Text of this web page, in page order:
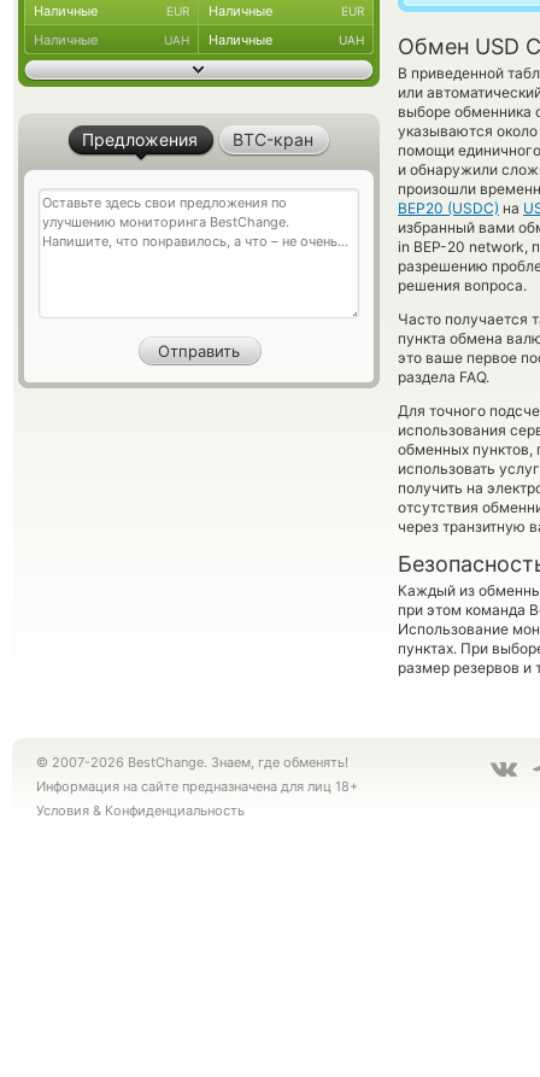
Обмен USD
В приведенной
или
выборе обменника
указываются
помощи
и обнаружили
произошли
BEP20 (USDC) на
избранный вами
in BEP-20 network,
разрешению
решения вопроса.
Часто получается
пункта обмена
это ваше первое
раздела FAQ.
Для точного
использования
обменных
использовать
получить на
отсутствия
через транзитную
Каждый из
при этом команда
Использование
пунктах. При
размер резервов и
Наличные EUR Наличные EUR
Наличные UAH Наличные UAH
Предложения BTC-кран
© 2007-2026 BestChange. Знаем, где обменять!
Информация на сайте предназначена для лиц 18+
Условия & Конфиденциальность